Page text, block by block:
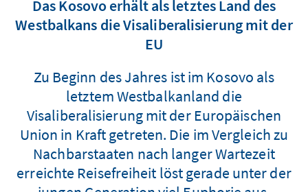
Das Kosovo erhält als letztes Land des
Westbalkans die Visaliberalisierung mit der
EU
Zu Beginn des Jahres ist im Kosovo als
letztem Westbalkanland die
Visaliberalisierung mit der Europäischen
Union in Kraft getreten. Die im Vergleich zu
Nachbarstaaten nach langer Wartezeit
erreichte Reisefreiheit löst gerade unter der